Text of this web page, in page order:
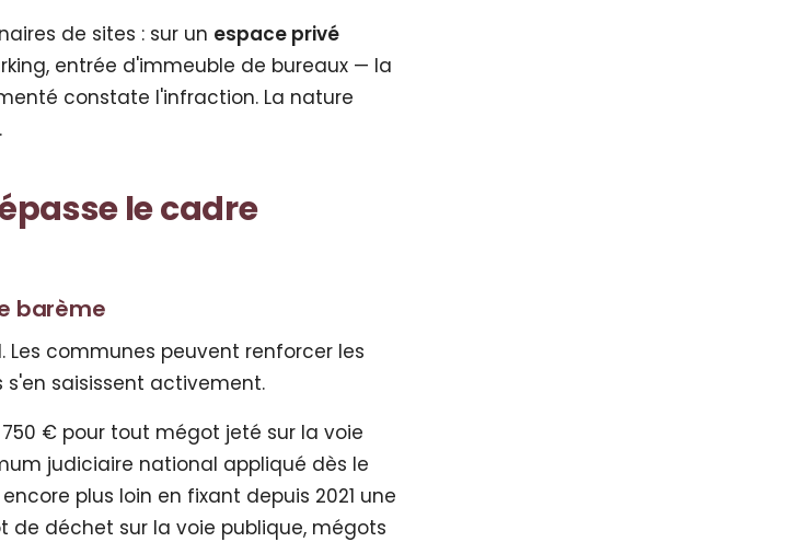
de sites : sur un espace privé
entrée d'immeuble de bureaux — la
constate l'infraction. La nature
le cadre
barème
Les communes peuvent renforcer les
saisissent activement.
€ pour tout mégot jeté sur la voie
judiciaire national appliqué dès le
plus loin en fixant depuis 2021 une
déchet sur la voie publique, mégots